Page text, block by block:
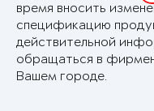
время вносить
спецификацию
действительной
обращаться в
Вашем городе.